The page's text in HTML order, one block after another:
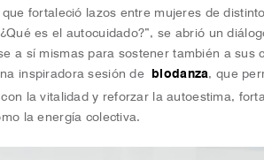
fortaleció lazos entre mujeres de
es el autocuidado?”, se abrió un
a sí mismas para sostener también a sus
inspiradora sesión de biodanza , que
la vitalidad y reforzar la autoestima,
la energía colectiva.